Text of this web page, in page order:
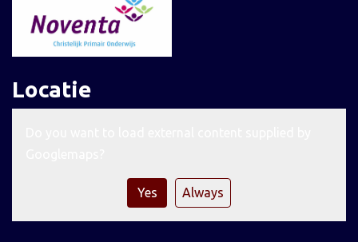
Locatie
Yes Always